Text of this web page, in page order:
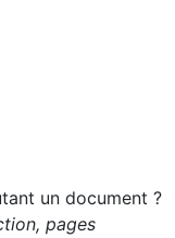
un document ?
pages